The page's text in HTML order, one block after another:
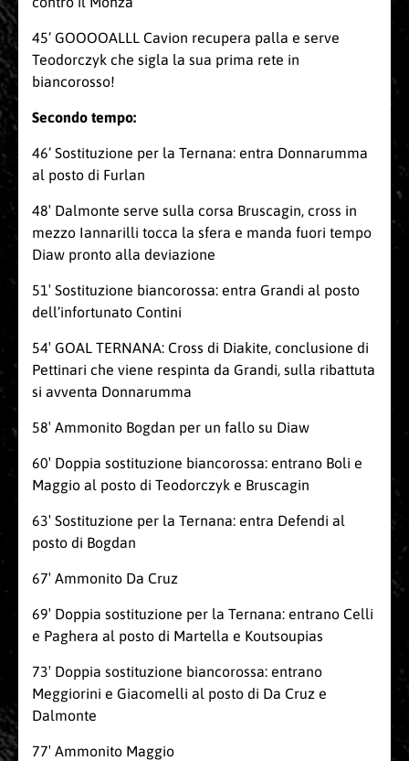
45’ GOOOOALLL Cavion recupera palla e serve
Teodorczyk che sigla la sua prima rete in
biancorosso!
Secondo tempo:
46’ Sostituzione per la Ternana: entra Donnarumma
al posto di Furlan
48′ Dalmonte serve sulla corsa Bruscagin, cross in
mezzo Iannarilli tocca la sfera e manda fuori tempo
Diaw pronto alla deviazione
51′ Sostituzione biancorossa: entra Grandi al posto
dell’infortunato Contini
54′ GOAL TERNANA: Cross di Diakite, conclusione di
Pettinari che viene respinta da Grandi, sulla ribattuta
si avventa Donnarumma
58′ Ammonito Bogdan per un fallo su Diaw
60′ Doppia sostituzione biancorossa: entrano Boli e
Maggio al posto di Teodorczyk e Bruscagin
63′ Sostituzione per la Ternana: entra Defendi al
posto di Bogdan
67′ Ammonito Da Cruz
69′ Doppia sostituzione per la Ternana: entrano Celli
e Paghera al posto di Martella e Koutsoupias
73′ Doppia sostituzione biancorossa: entrano
Meggiorini e Giacomelli al posto di Da Cruz e
Dalmonte
77′ Ammonito Maggio